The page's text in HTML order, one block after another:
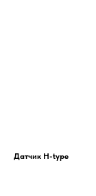
Датчик H-type